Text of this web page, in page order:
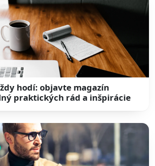
hodí: objavte magazín
praktických rád a inšpirácie